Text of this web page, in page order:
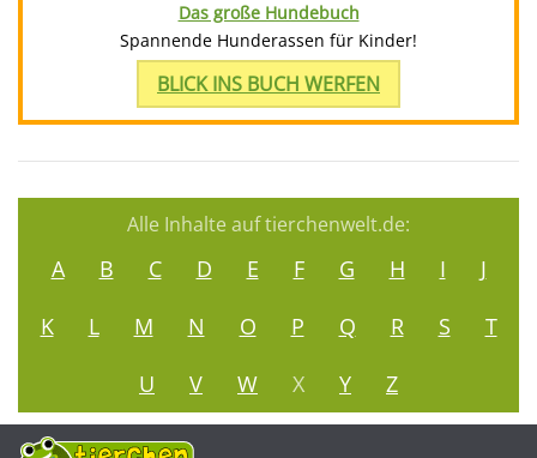
Das große Hundebuch
Spannende Hunderassen für Kinder!
BLICK INS BUCH WERFEN
Alle Inhalte auf tierchenwelt.de:
A B C D E F G H I
J
K
L M N O P Q R S
T
U
V W X Y Z